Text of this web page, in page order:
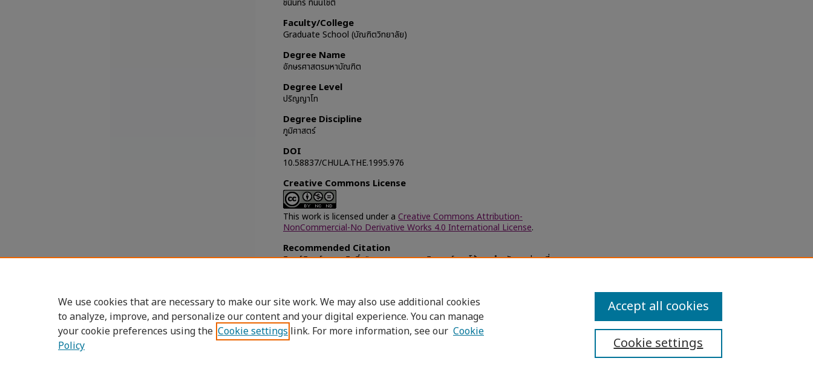
ชนินทร์ ทินนโชติ
Faculty/College
Graduate School (บัณฑิตวิทยาลัย)
Degree Name
อักษรศาสตรมหาบัณฑิต
Degree Level
ปริญญาโท
Degree Discipline
ภูมิศาสตร์
DOI
10.58837/CHULA.THE.1995.976
Creative Commons License
This work is licensed under a Creative Commons Attribution-
NonCommercial-No Derivative Works 4.0 International License.
Recommended Citation
อินทร์พิบูลย์, อรรถสิทธิ์, "ระบบสารสนเทศภูมิศาสตร์แบบโต้ตอบสำหรับการท่องเที่ยว :
Accessibility Statement
We use cookies that are necessary to make our site work. We may also use additional cookies
to analyze, improve, and personalize our content and your digital experience. You can manage
your cookie preferences using the Cookie settings link. For more information, see our Cookie
Policy
Cookie settings
Accept all cookies